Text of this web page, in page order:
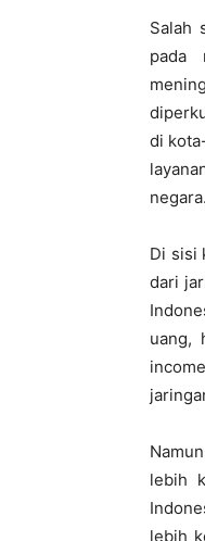
Salah
pada
di
negara.
Di sisi
dari
uang,
lebih
lebih